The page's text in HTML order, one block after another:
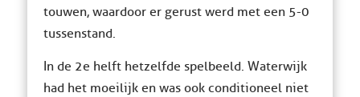
touwen, waardoor er gerust werd met een 5-0
tussenstand.
In de 2e helft hetzelfde spelbeeld. Waterwijk
had het moeilijk en was ook conditioneel niet